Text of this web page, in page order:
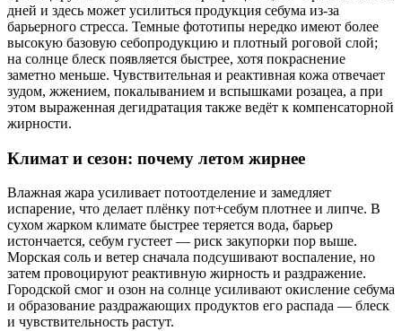
дней и здесь может усилиться продукция себума из‑за
барьерного стресса. Темные фототипы нередко имеют более
высокую базовую себопродукцию и плотный роговой слой;
на солнце блеск появляется быстрее, хотя покраснение
заметно меньше. Чувствительная и реактивная кожа отвечает
зудом, жжением, покалыванием и вспышками розацеа, а при
этом выраженная дегидратация также ведёт к компенсаторной
жирности.
Климат и сезон: почему летом жирнее
Влажная жара усиливает потоотделение и замедляет
испарение, что делает плёнку пот+себум плотнее и липче. В
сухом жарком климате быстрее теряется вода, барьер
истончается, себум густеет — риск закупорки пор выше.
Морская соль и ветер сначала подсушивают воспаление, но
затем провоцируют реактивную жирность и раздражение.
Городской смог и озон на солнце усиливают окисление себума
и образование раздражающих продуктов его распада — блеск
и чувствительность растут.